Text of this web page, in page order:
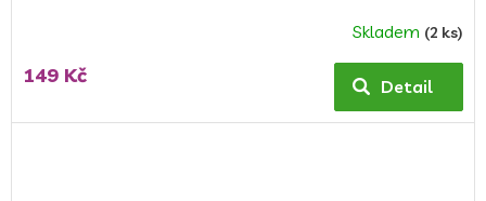
produktu
Skladem (2 ks)
149 Kč Detail